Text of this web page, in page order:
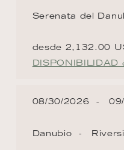
Serenata del
desde 2,132.00
DISPONIBILIDAD
08/30/2026
Danubio